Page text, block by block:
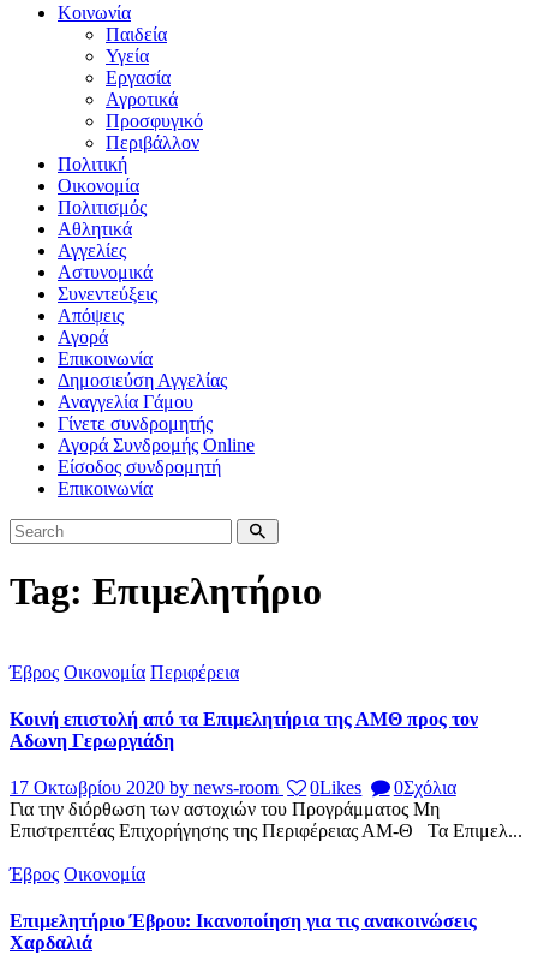
Κοινωνία
Παιδεία
Υγεία
Εργασία
Αγροτικά
Προσφυγικό
Περιβάλλον
Πολιτική
Οικονομία
Πολιτισμός
Αθλητικά
Αγγελίες
Αστυνομικά
Συνεντεύξεις
Απόψεις
Αγορά
Επικοινωνία
Δημοσιεύση Αγγελίας
Αναγγελία Γάμου
Γίνετε συνδρομητής
Αγορά Συνδρομής Online
Είσοδος συνδρομητή
Επικοινωνία
Tag: Επιμελητήριο
Έβρος Οικονομία Περιφέρεια
Κοινή επιστολή από τα Επιμελητήρια της ΑΜΘ προς τον
Αδωνη Γερωργιάδη
17 Οκτωβρίου 2020 by news-room 0Likes 0Σχόλια
Για την διόρθωση των αστοχιών του Προγράμματος Μη
Επιστρεπτέας Επιχορήγησης της Περιφέρειας ΑΜ-Θ Τα Επιμελ...
Έβρος Οικονομία
Επιμελητήριο Έβρου: Ικανοποίηση για τις ανακοινώσεις
Χαρδαλιά